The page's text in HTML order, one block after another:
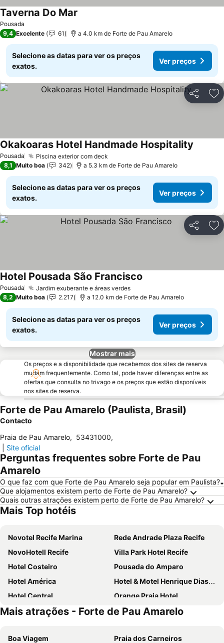
Pousada
Taverna Do Mar
9,4 Excelente 61 a 4.0 km de Forte de Pau Amarelo
Selecione as datas para ver os preços
exatos.
Ver preços
Partilhar
Pousada Piscina exterior com deck
Okakoaras Hotel Handmade Hospitality
8,1 Muito boa 342 a 5.3 km de Forte de Pau Amarelo
Selecione as datas para ver os preços
exatos.
Ver preços
Partilhar
Pousada Jardim exuberante e áreas verdesVer preços
Hotel Pousada São Francisco
8,2 Muito boa 2.217 a 12.0 km de Forte de Pau Amarelo
Selecione as datas para ver os preços
exatos.
Ver preços
Mostrar mais
Os preços e a disponibilidade que recebemos dos sites de reserva
mudam frequentemente. Como tal, pode haver diferenças entre as
ofertas que consulta no trivago e os preços que estão disponíveis
nos sites de reserva.
Forte de Pau Amarelo (Paulista, Brasil)
Contacto
Praia de Pau Amarelo, 53431000,
Site oficial
Perguntas frequentes sobre Forte de Pau
Amarelo
O que faz com que Forte de Pau Amarelo seja popular em Paulista?
Que alojamentos existem perto de Forte de Pau Amarelo?
Quais outras atrações existem perto de Forte de Pau Amarelo?
Mais Top hotéis
Novotel Recife Marina
Rede Andrade Plaza Recife
NovoHotell Recife
Villa Park Hotel Recife
Hotel Costeiro
Pousada do Amparo
Hotel América
Hotel & Motel Henrique Dias (Adults Only)
Hotel Central
Orange Praia Hotel
Hotel 5 Sóis
Hotel Othon Suites Recife Metrópolis
Pousada Convento da Conceição
Pousada dos Quatro Cantos
Mais atrações - Forte de Pau Amarelo
Boa Viagem
Praia dos Carneiros